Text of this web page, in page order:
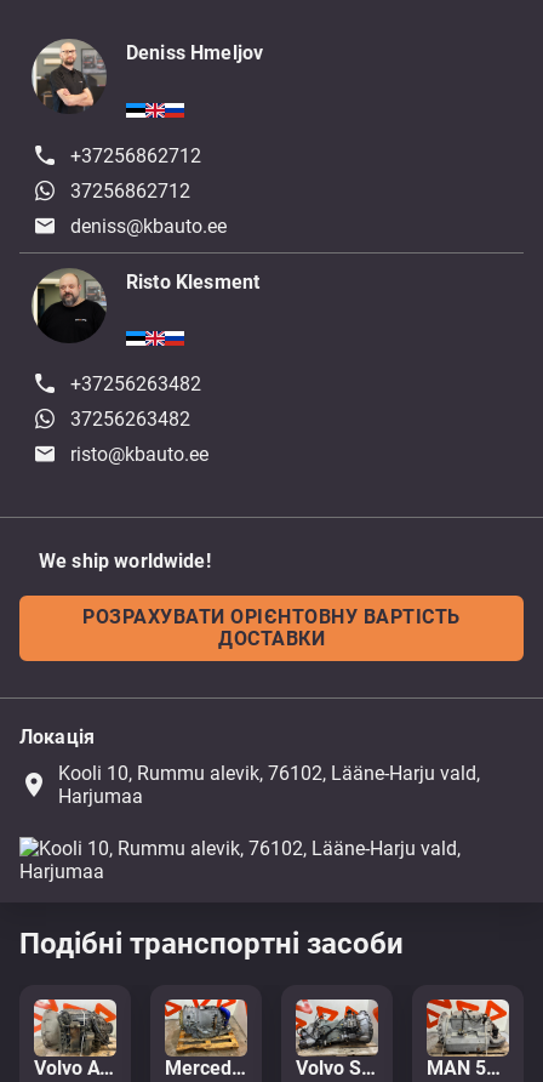
Deniss Hmeljov
+37256862712
37256862712
deniss@kbauto.ee
Risto Klesment
+37256263482
37256263482
risto@kbauto.ee
We ship worldwide!
РОЗРАХУВАТИ ОРІЄНТОВНУ ВАРТІСТЬ
ДОСТАВКИ
Локація
place
Kooli 10, Rummu alevik, 76102, Lääne-Harju vald,
Harjumaa
Подібні транспортні засоби
Volvo AT2612F 60150784
Mercedes-Benz 6AP 1400 B
Volvo SR1700 gearbox
MAN 5062243 VOITH GEARBOX 854.5